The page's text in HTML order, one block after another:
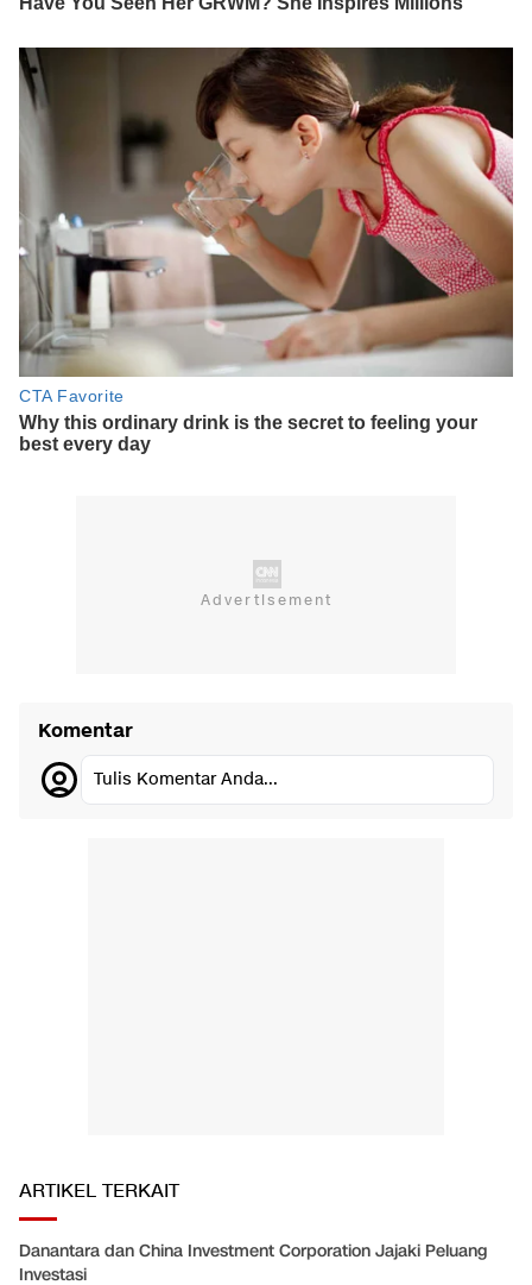
Komentar
Tulis Komentar Anda...
ARTIKEL TERKAIT
Danantara dan China Investment Corporation Jajaki Peluang
Investasi